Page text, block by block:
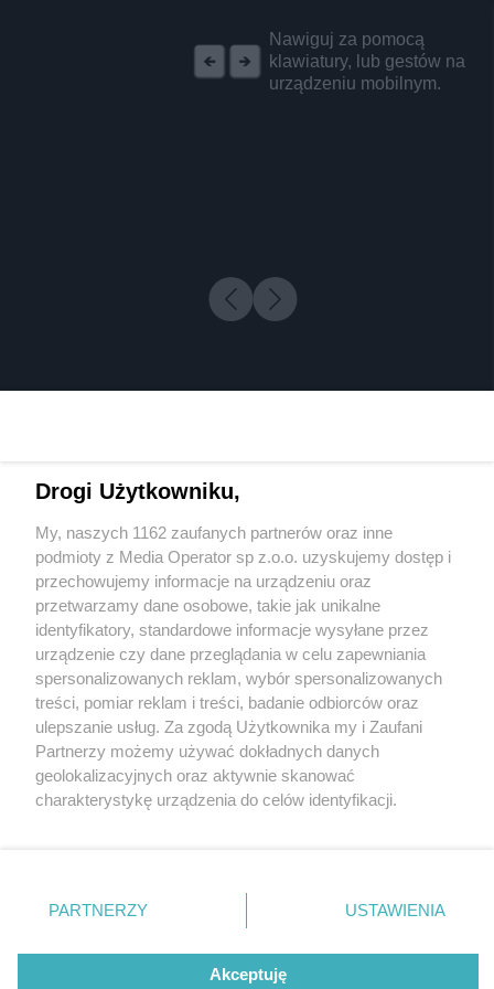
Nawiguj za pomocą
klawiatury, lub gestów na
urządzeniu mobilnym.
3 / 0
Wydawca mediów lokalnych
Nie zapomnij
zapoznać się z:
polityką prywatności regulamin korzystania z portali
Twojemiasto
Piekary Śląskie
Chorzów
Tarnowskie Góry
Gliwice
Skontakuj sięz nami
Kontakt
Wydawca
Redakcja
Drogi Użytkowniku,
My, naszych 1162 zaufanych partnerów oraz inne
podmioty z Media Operator sp z.o.o. uzyskujemy dostęp i
przechowujemy informacje na urządzeniu oraz
przetwarzamy dane osobowe, takie jak unikalne
identyfikatory, standardowe informacje wysyłane przez
urządzenie czy dane przeglądania w celu zapewniania
spersonalizowanych reklam, wybór spersonalizowanych
treści, pomiar reklam i treści, badanie odbiorców oraz
ulepszanie usług. Za zgodą Użytkownika my i Zaufani
Partnerzy możemy używać dokładnych danych
geolokalizacyjnych oraz aktywnie skanować
charakterystykę urządzenia do celów identyfikacji.
zmienić/wycofać klikając przycisk ustawień prywatności
znajdujący się w lewym dolnym rogu strony
rodzaje przetwarzania danych nie wymagają zgody
użytkownika, ale masz prawo sprzeciwić się takiemu
PARTNERZY USTAWIENIA
Akceptuję